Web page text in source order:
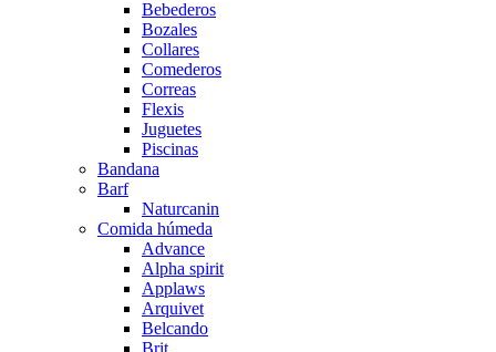
Bebederos
Bozales
Collares
Comederos
Correas
Flexis
Juguetes
Piscinas
Bandana
Barf
Naturcanin
Comida húmeda
Advance
Alpha spirit
Applaws
Arquivet
Belcando
Brit